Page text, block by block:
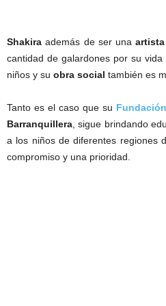
Shakira además de ser unaartista
cantidad de galardones por su
niños y su obra social también es
Tanto es el caso que su
Barranquillera , sigue brindando
a los niños de diferentes regiones
compromiso y una prioridad.